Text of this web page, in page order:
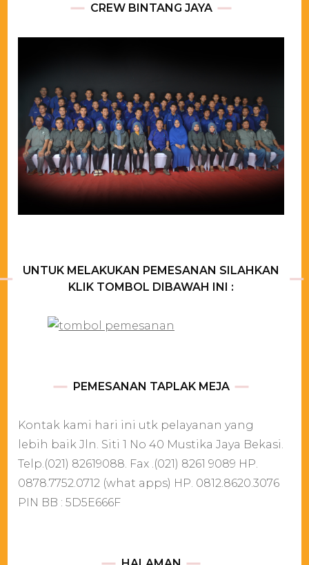
CREW BINTANG JAYA
UNTUK MELAKUKAN PEMESANAN SILAHKAN
KLIK TOMBOL DIBAWAH INI :
PEMESANAN TAPLAK MEJA
Kontak kami hari ini utk pelayanan yang
lebih baik Jln. Siti 1 No 40 Mustika Jaya Bekasi.
Telp.(021) 82619088. Fax .(021) 8261 9089 HP.
0878.7752.0712 (what apps) HP. 0812.8620.3076
PIN BB : 5D5E666F